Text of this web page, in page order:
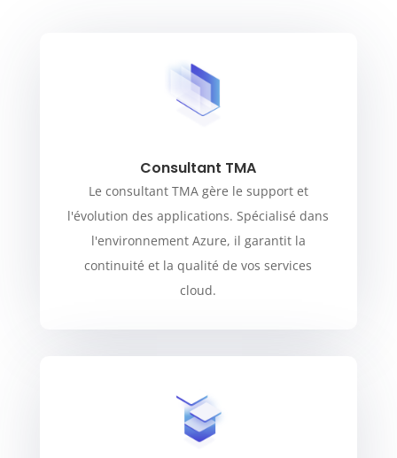
Consultant TMA
Le consultant TMA gère le support et
l'évolution des applications. Spécialisé dans
l'environnement Azure, il garantit la
continuité et la qualité de vos services
cloud.